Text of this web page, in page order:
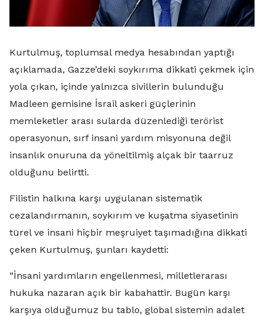
Kurtulmuş, toplumsal medya hesabından yaptığı
açıklamada, Gazze’deki soykırıma dikkati çekmek için
yola çıkan, içinde yalnızca sivillerin bulunduğu
Madleen gemisine İsrail askeri güçlerinin
memleketler arası sularda düzenlediği terörist
operasyonun, sırf insani yardım misyonuna değil
insanlık onuruna da yöneltilmiş alçak bir taarruz
olduğunu belirtti.
Filistin halkına karşı uygulanan sistematik
cezalandırmanın, soykırım ve kuşatma siyasetinin
türel ve insani hiçbir meşruiyet taşımadığına dikkati
çeken Kurtulmuş, şunları kaydetti:
“İnsani yardımların engellenmesi, milletlerarası
hukuka nazaran açık bir kabahattir. Bugün karşı
karşıya olduğumuz bu tablo, global sistemin adalet